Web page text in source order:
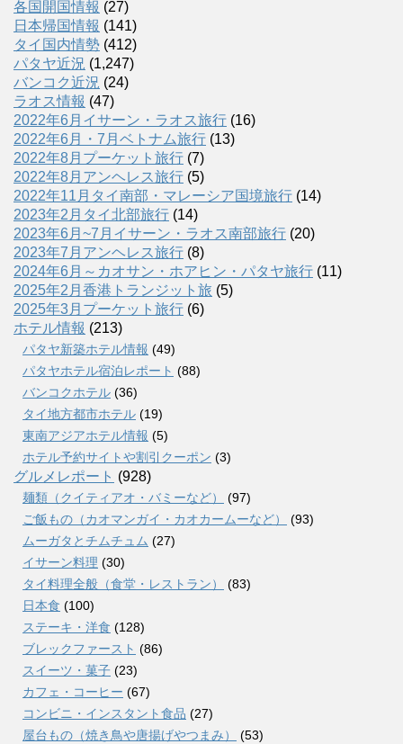
各国開国情報 (27)
日本帰国情報 (141)
タイ国内情勢 (412)
パタヤ近況 (1,247)
バンコク近況 (24)
ラオス情報 (47)
2022年6月イサーン・ラオス旅行 (16)
2022年6月・7月ベトナム旅行 (13)
2022年8月プーケット旅行 (7)
2022年8月アンヘレス旅行 (5)
2022年11月タイ南部・マレーシア国境旅行 (14)
2023年2月タイ北部旅行 (14)
2023年6月~7月イサーン・ラオス南部旅行 (20)
2023年7月アンヘレス旅行 (8)
2024年6月～カオサン・ホアヒン・パタヤ旅行 (11)
2025年2月香港トランジット旅 (5)
2025年3月プーケット旅行 (6)
ホテル情報 (213)
パタヤ新築ホテル情報 (49)
パタヤホテル宿泊レポート (88)
バンコクホテル (36)
タイ地方都市ホテル (19)
東南アジアホテル情報 (5)
ホテル予約サイトや割引クーポン (3)
グルメレポート (928)
麺類（クイティアオ・バミーなど）
(97)
ご飯もの（カオマンガイ・カオカームーなど）
(93)
ムーガタとチムチュム (27)
イサーン料理 (30)
タイ料理全般（食堂・レストラン）
(83)
日本食 (100)
ステーキ・洋食 (128)
ブレックファースト (86)
スイーツ・菓子 (23)
カフェ・コーヒー (67)
コンビニ・インスタント食品 (27)
屋台もの（焼き鳥や唐揚げやつまみ）
(53)